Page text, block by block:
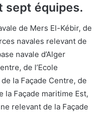
sept équipes.
de Mers El-Kébir, de
navales relevant de
navale d’Alger
de l’Ecole
la Façade Centre, de
la Façade maritime Est,
relevant de la Façade